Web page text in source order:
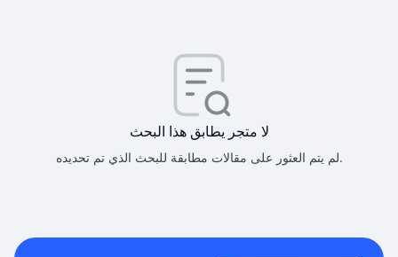
لا متجر يطابق هذا البحث
لم يتم العثور على مقالات مطابقة للبحث الذي تم تحديده.